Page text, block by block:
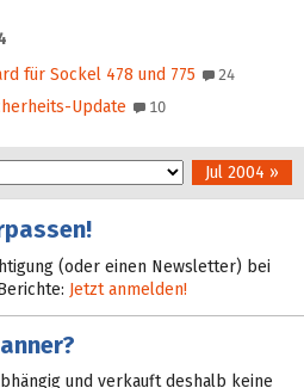
für Sockel 478 und 775 24
Update 10
Jul 2004 »
(oder einen Newsletter) bei
Jetzt anmelden!
und verkauft deshalb keine